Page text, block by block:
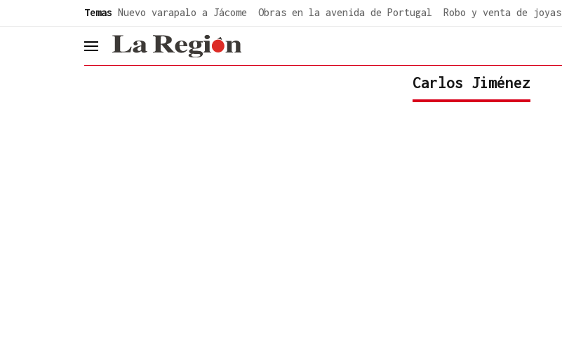
Temas Nuevo varapalo a Jácome Obras en la avenida de Portugal Robo y venta de joyas
header.menu.open
Carlos Jiménez